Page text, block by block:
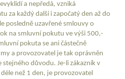
a nepředá, vzniká
za každý další i započatý den až do
posledně uzavřené smlouvy o
na smluvní pokutu ve výši 500,-
pokuta se ani částečně
a provozovatel je tak oprávněn
důvodu. Je-li zákazník v
než 1 den, je provozovatel